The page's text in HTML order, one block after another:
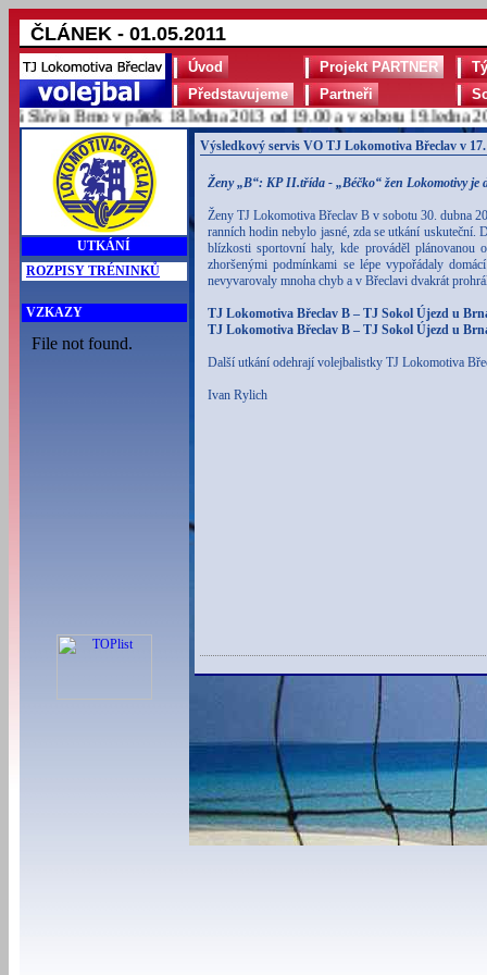
ČLÁNEK - 01.05.2011
Úvod Projekt PARTNER
Představujeme
Partneři
Brno v pátek 18.ledna 2013 od 19.00 a v sobotu 19.ledna
UTKÁNÍ
ROZPISY TRÉNINKŮ
VZKAZY
Výsledkový servis VO TJ Lokomotiva Břeclav v
Ženy „B“: KP II.třída - „Béčko“ žen Lokomotivy
Ženy TJ Lokomotiva Břeclav B v sobotu 30. dubna
ranních hodin nebylo jasné, zda se utkání
blízkosti sportovní haly, kde prováděl plánovanou
zhoršenými podmínkami se lépe vypořádaly
nevyvarovaly mnoha chyb a v Břeclavi dvakrát
TJ Lokomotiva Břeclav B – TJ Sokol Újezd u
TJ Lokomotiva Břeclav B – TJ Sokol Újezd u
Další utkání odehrají volejbalistky TJ Lokomotiva
Ivan Rylich